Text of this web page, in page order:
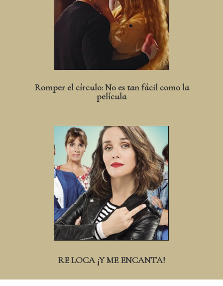
Romper el círculo: No es tan fácil como la
película
RE LOCA ¡Y ME ENCANTA!